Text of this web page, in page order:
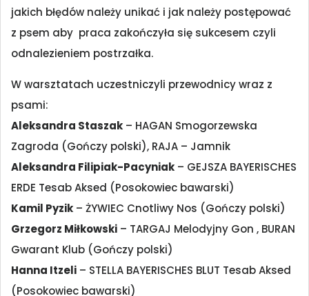
jakich błędów należy unikać i jak należy postępować
z psem aby praca zakończyła się sukcesem czyli
odnalezieniem postrzałka.
W warsztatach uczestniczyli przewodnicy wraz z
psami:
Aleksandra Staszak – HAGAN Smogorzewska
Zagroda (Gończy polski), RAJA – Jamnik
Aleksandra Filipiak-Pacyniak – GEJSZA BAYERISCHES
ERDE Tesab Aksed (Posokowiec bawarski)
Kamil Pyzik – ŻYWIEC Cnotliwy Nos (Gończy polski)
Grzegorz Miłkowski – TARGAJ Melodyjny Gon , BURAN
Gwarant Klub (Gończy polski)
Hanna Itzeli – STELLA BAYERISCHES BLUT Tesab Aksed
(Posokowiec bawarski)